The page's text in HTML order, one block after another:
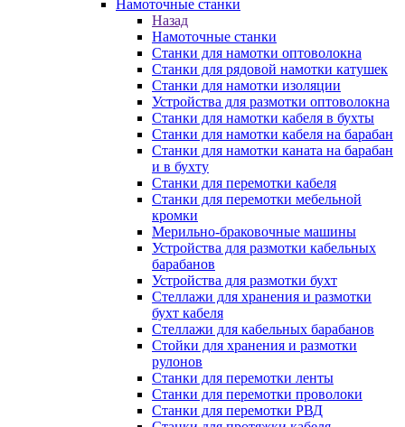
Намоточные станки
Назад
Намоточные станки
Станки для намотки оптоволокна
Станки для рядовой намотки катушек
Станки для намотки изоляции
Устройства для размотки оптоволокна
Станки для намотки кабеля в бухты
Станки для намотки кабеля на барабан
Станки для намотки каната на барабан
и в бухту
Станки для перемотки кабеля
Станки для перемотки мебельной
кромки
Мерильно-браковочные машины
Устройства для размотки кабельных
барабанов
Устройства для размотки бухт
Стеллажи для хранения и размотки
бухт кабеля
Стеллажи для кабельных барабанов
Стойки для хранения и размотки
рулонов
Станки для перемотки ленты
Станки для перемотки проволоки
Станки для перемотки РВД